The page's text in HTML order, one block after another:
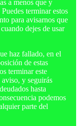
a menos que y
terminar estos
para avisarnos que
dejes de usar
haz fallado, en el
de estas
terminar este
y seguirás
hasta
podemos
parte del